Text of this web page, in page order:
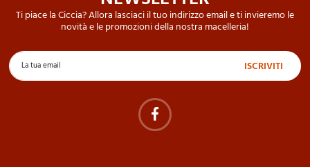
Ti piace la Ciccia? Allora lasciaci il tuo indirizzo email e ti invieremo le
novità e le promozioni della nostra macelleria!